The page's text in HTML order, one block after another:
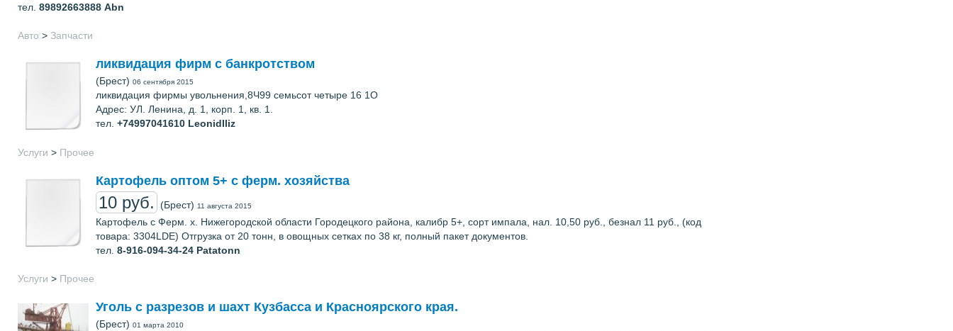
тел. 89892663888 Abn
Авто > Запчасти
ликвидация фирм с банкротством
(Брест) 06 сентября 2015
ликвидация фирмы увольнения,8Ч99 семьсот четыре 16 1O
Адрес: УЛ. Ленина, д. 1, корп. 1, кв. 1.
тел. +74997041610 LeonidIliz
Услуги > Прочее
Картофель оптом 5+ с ферм. хозяйства
10 руб. (Брест) 11 августа 2015
Картофель с Ферм. х. Нижегородской области Городецкого района, калибр 5+, сорт импала, нал. 10,50 руб., безнал 11 руб., (код
товара: 3304LDE) Отгрузка от 20 тонн, в овощных сетках по 38 кг, полный пакет документов.
тел. 8-916-094-34-24 Patatonn
Услуги > Прочее
Уголь с разрезов и шахт Кузбасса и Красноярского края.
(Брест) 01 марта 2010